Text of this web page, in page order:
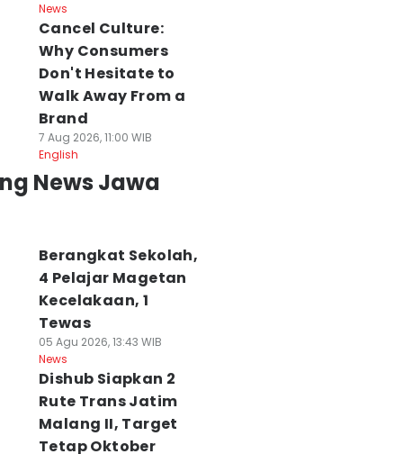
News
Cancel Culture:
Why Consumers
Don't Hesitate to
Walk Away From a
Brand
7 Aug 2026, 11:00 WIB
English
News Jawa
Berangkat Sekolah,
4 Pelajar Magetan
Kecelakaan, 1
Tewas
05 Agu 2026, 13:43 WIB
News
Dishub Siapkan 2
Rute Trans Jatim
Malang II, Target
Tetap Oktober